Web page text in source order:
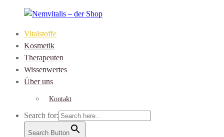
content
Nemvitalis
Vitalstoffe
Kosmetik
Therapeuten
Wissenwertes
Über uns
Kontakt
Search for:
Search Button